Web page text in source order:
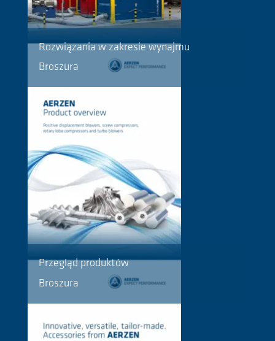
Rozwiązania w zakresie wynajmu
Broszura
Przegląd produktów
Broszura